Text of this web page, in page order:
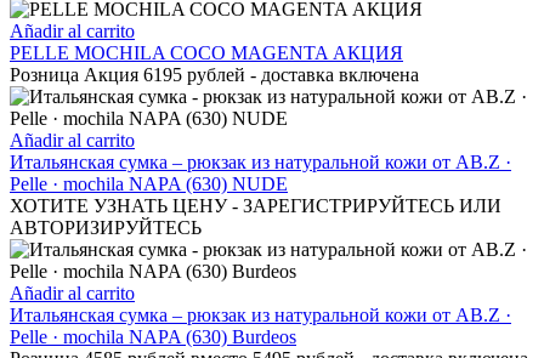
Añadir al carrito
PELLE MOCHILA COCO MAGENTA АКЦИЯ
Розница Акция 6195 рублей - доставка включена
Añadir al carrito
Итальянская сумка – рюкзак из натуральной кожи от AB.Z ·
Pelle · mochila NAPA (630) NUDE
ХОТИТЕ УЗНАТЬ ЦЕНУ - ЗАРЕГИСТРИРУЙТЕСЬ ИЛИ
АВТОРИЗИРУЙТЕСЬ
Añadir al carrito
Итальянская сумка – рюкзак из натуральной кожи от AB.Z ·
Pelle · mochila NAPA (630) Burdeos